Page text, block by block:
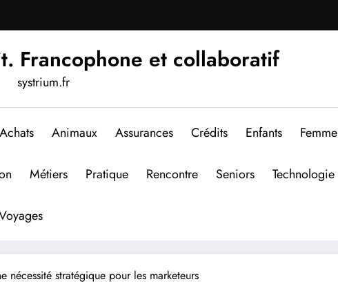
Francophone et collaboratif
systrium.fr
Achats Animaux Assurances Crédits Enfants Femme
Métiers Pratique Rencontre Seniors Technologie
stratégique pour les marketeurs